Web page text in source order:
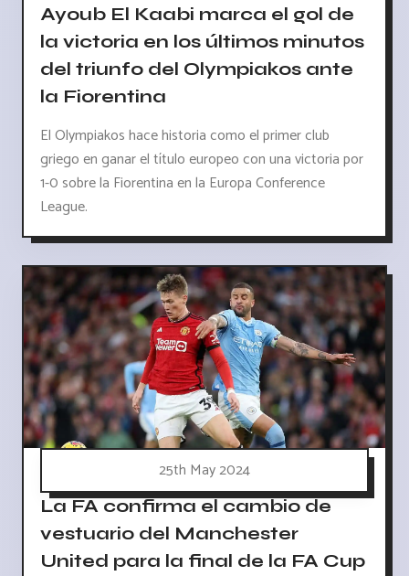
Ayoub El Kaabi marca el gol de
la victoria en los últimos minutos
del triunfo del Olympiakos ante
la Fiorentina
El Olympiakos hace historia como el primer club
griego en ganar el título europeo con una victoria por
1-0 sobre la Fiorentina en la Europa Conference
League.
25th May 2024
La FA confirma el cambio de
vestuario del Manchester
United para la final de la FA Cup